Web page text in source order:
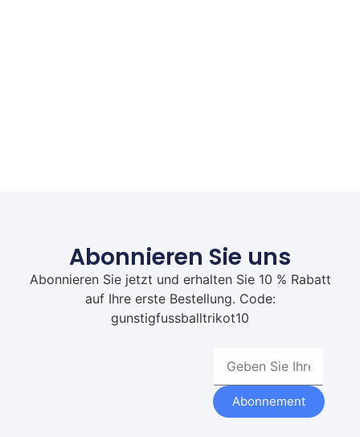
Abonnieren Sie uns
Abonnieren Sie jetzt und erhalten Sie 10 % Rabatt
auf Ihre erste Bestellung. Code:
gunstigfussballtrikot10
Abonnement